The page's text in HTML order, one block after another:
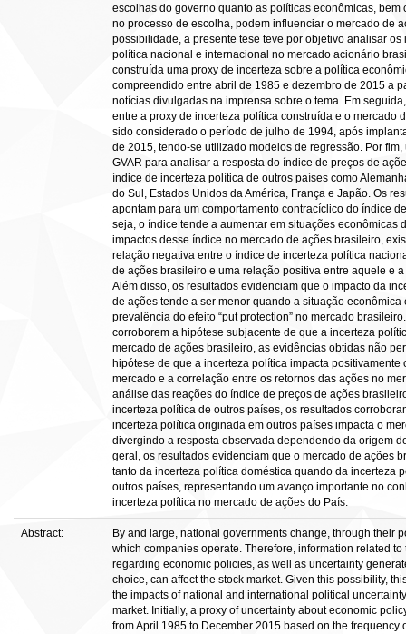
escolhas do governo quanto as políticas econômicas, bem
no processo de escolha, podem influenciar o mercado de
possibilidade, a presente tese teve por objetivo analisar os
política nacional e internacional no mercado acionário
construída uma proxy de incerteza sobre a política
compreendido entre abril de 1985 e dezembro de 2015 a
notícias divulgadas na imprensa sobre o tema. Em
entre a proxy de incerteza política construída e o mercado
sido considerado o período de julho de 1994, após
de 2015, tendo-se utilizado modelos de regressão. Por
GVAR para analisar a resposta do índice de preços de
índice de incerteza política de outros países como
do Sul, Estados Unidos da América, França e Japão. Os
apontam para um comportamento contracíclico do índice
seja, o índice tende a aumentar em situações econômicas
impactos desse índice no mercado de ações brasileiro,
relação negativa entre o índice de incerteza política
de ações brasileiro e uma relação positiva entre aquele e
Além disso, os resultados evidenciam que o impacto da
de ações tende a ser menor quando a situação econômica
prevalência do efeito “put protection” no mercado
corroborem a hipótese subjacente de que a incerteza
mercado de ações brasileiro, as evidências obtidas não
hipótese de que a incerteza política impacta positivamente
mercado e a correlação entre os retornos das ações no
análise das reações do índice de preços de ações
incerteza política de outros países, os resultados
incerteza política originada em outros países impacta o
divergindo a resposta observada dependendo da origem
geral, os resultados evidenciam que o mercado de ações
tanto da incerteza política doméstica quando da incerteza
outros países, representando um avanço importante no
incerteza política no mercado de ações do País.
Abstract:
By and large, national governments change, through their
which companies operate. Therefore, information related
regarding economic policies, as well as uncertainty
choice, can affect the stock market. Given this possibility,
the impacts of national and international political
market. Initially, a proxy of uncertainty about economic
from April 1985 to December 2015 based on the frequency